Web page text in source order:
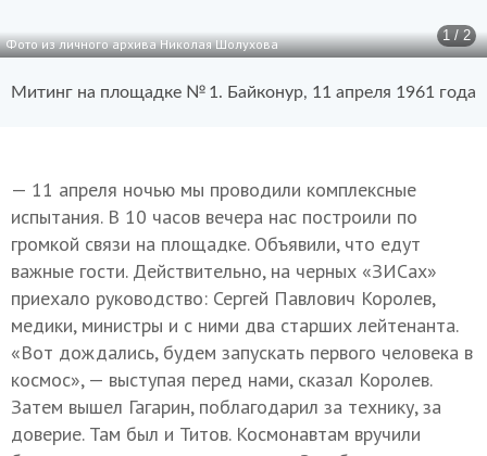
1 / 2
Фото из личного архива Николая Шолухова
Митинг на площадке № 1. Байконур, 11 апреля 1961 года
— 11 апреля ночью мы проводили комплексные
испытания. В 10 часов вечера нас построили по
громкой связи на площадке. Объявили, что едут
важные гости. Действительно, на черных «ЗИСах»
приехало руководство: Сергей Павлович Королев,
медики, министры и с ними два старших лейтенанта.
«Вот дождались, будем запускать первого человека в
космос», — выступая перед нами, сказал Королев.
Затем вышел Гагарин, поблагодарил за технику, за
доверие. Там был и Титов. Космонавтам вручили